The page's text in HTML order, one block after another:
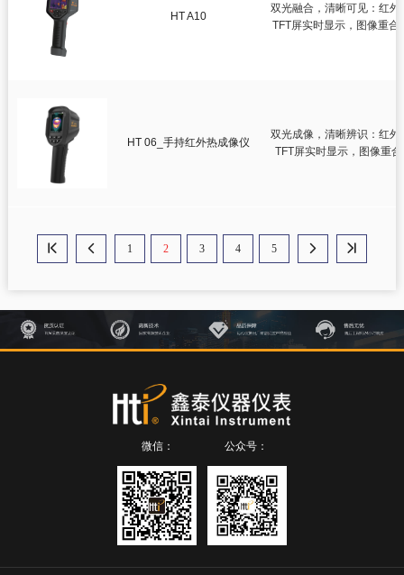
HT A10
双光融合，清晰可见：红
TFT屏实时显示，图像重
HT 06_手持红外热成像仪
双光成像，清晰辨识：红
TFT屏实时显示，图像重
  1 2 3 4 5  
微信： 公众号：